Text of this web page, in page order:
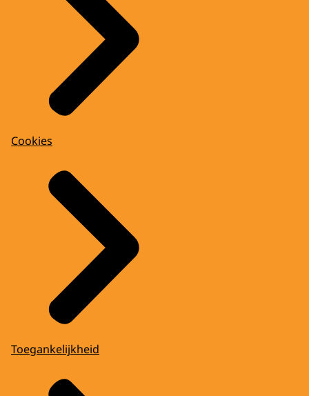
Cookies
Toegankelijkheid